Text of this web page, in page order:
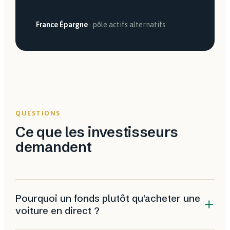
France Épargne · pôle actifs alternatifs
QUESTIONS
Ce que les investisseurs
demandent
Pourquoi un fonds plutôt qu'acheter une
voiture en direct ?